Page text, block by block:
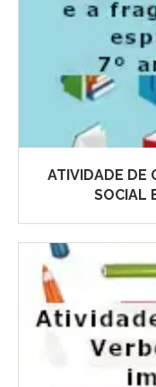
ATIVIDADE DE
SOCIAL